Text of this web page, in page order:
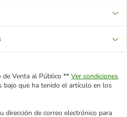
de Venta al Público ** Ver condiciones
bajo que ha tenido el artículo en los
dirección de correo electrónico para